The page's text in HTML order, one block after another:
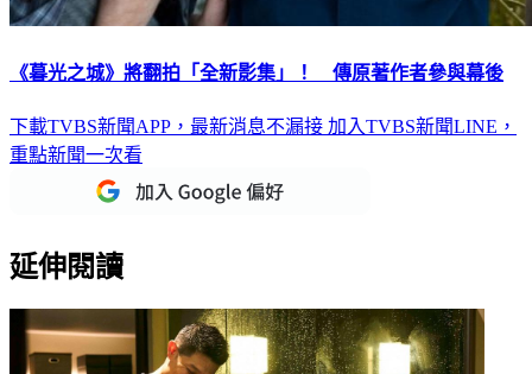
《暮光之城》將翻拍「全新影集」！ 傳原著作者參與幕後
下載TVBS新聞APP，最新消息不漏接 加入TVBS新聞LINE，
重點新聞一次看
延伸閱讀